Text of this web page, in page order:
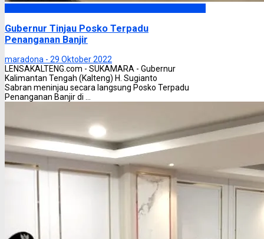
Gubernur Tinjau Posko Terpadu
Penanganan Banjir
maradona - 29 Oktober 2022
LENSAKALTENG.com - SUKAMARA - Gubernur
Kalimantan Tengah (Kalteng) H. Sugianto
Sabran meninjau secara langsung Posko Terpadu
Penanganan Banjir di ...